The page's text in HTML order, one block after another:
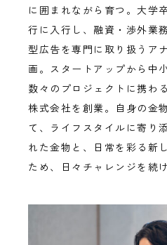
に囲まれながら育つ。大学
行に入行し、融資・渉外業
型広告を専門に取り扱うア
画。スタートアップから中
数々のプロジェクトに携わ
株式会社を創業。自身の金
て、ライフスタイルに寄り
れた金物と、日常を彩る新
ため、日々チャレンジを続